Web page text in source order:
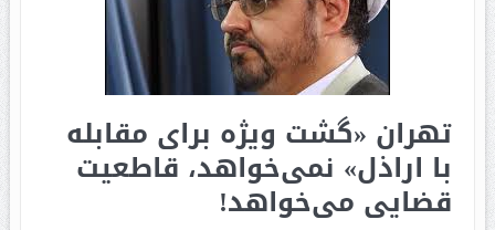
تهران «گشت ویژه برای مقابله
با اراذل» نمی‌خواهد، قاطعیت
قضایی می‌خواهد!